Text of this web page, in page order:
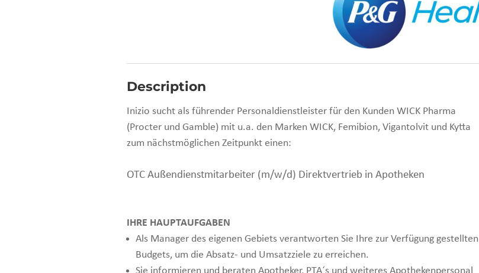
Description
Inizio sucht als führender Personaldienstleister für den Kunden WICK Pharma
(Procter und Gamble) mit u.a. den Marken WICK, Femibion, Vigantolvit und Kytta
zum nächstmöglichen Zeitpunkt einen:
OTC Außendienstmitarbeiter (m/w/d) Direktvertrieb in Apotheken
IHRE HAUPTAUFGABEN
Als Manager des eigenen Gebiets verantworten Sie Ihre zur Verfügung gestellten
Budgets, um die Absatz- und Umsatzziele zu erreichen.